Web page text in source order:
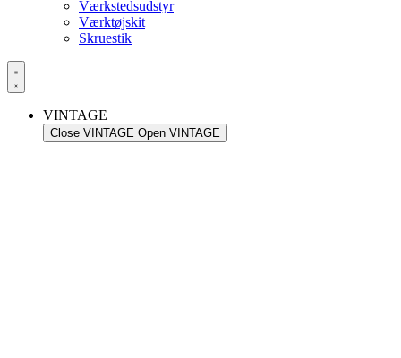
Værkstedsudstyr
Værktøjskit
Skruestik
VINTAGE
Close VINTAGE Open VINTAGE